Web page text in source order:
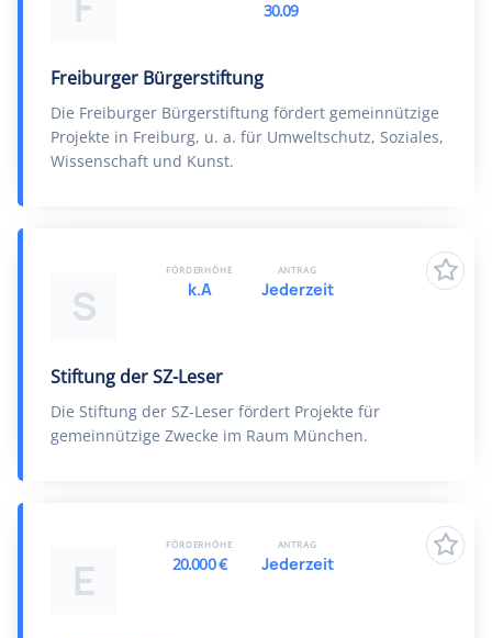
Freiburger Bürgerstiftung
Die Freiburger Bürgerstiftung fördert gemeinnützige
Projekte in Freiburg, u. a. für Umweltschutz, Soziales,
Wissenschaft und Kunst.
30.09
S
Stiftung der SZ-Leser
Die Stiftung der SZ-Leser fördert Projekte für
gemeinnützige Zwecke im Raum München.
FÖRDERHÖHE
k.A
ANTRAG
Jederzeit
E
FÖRDERHÖHE
20.000 €
ANTRAG
Jederzeit